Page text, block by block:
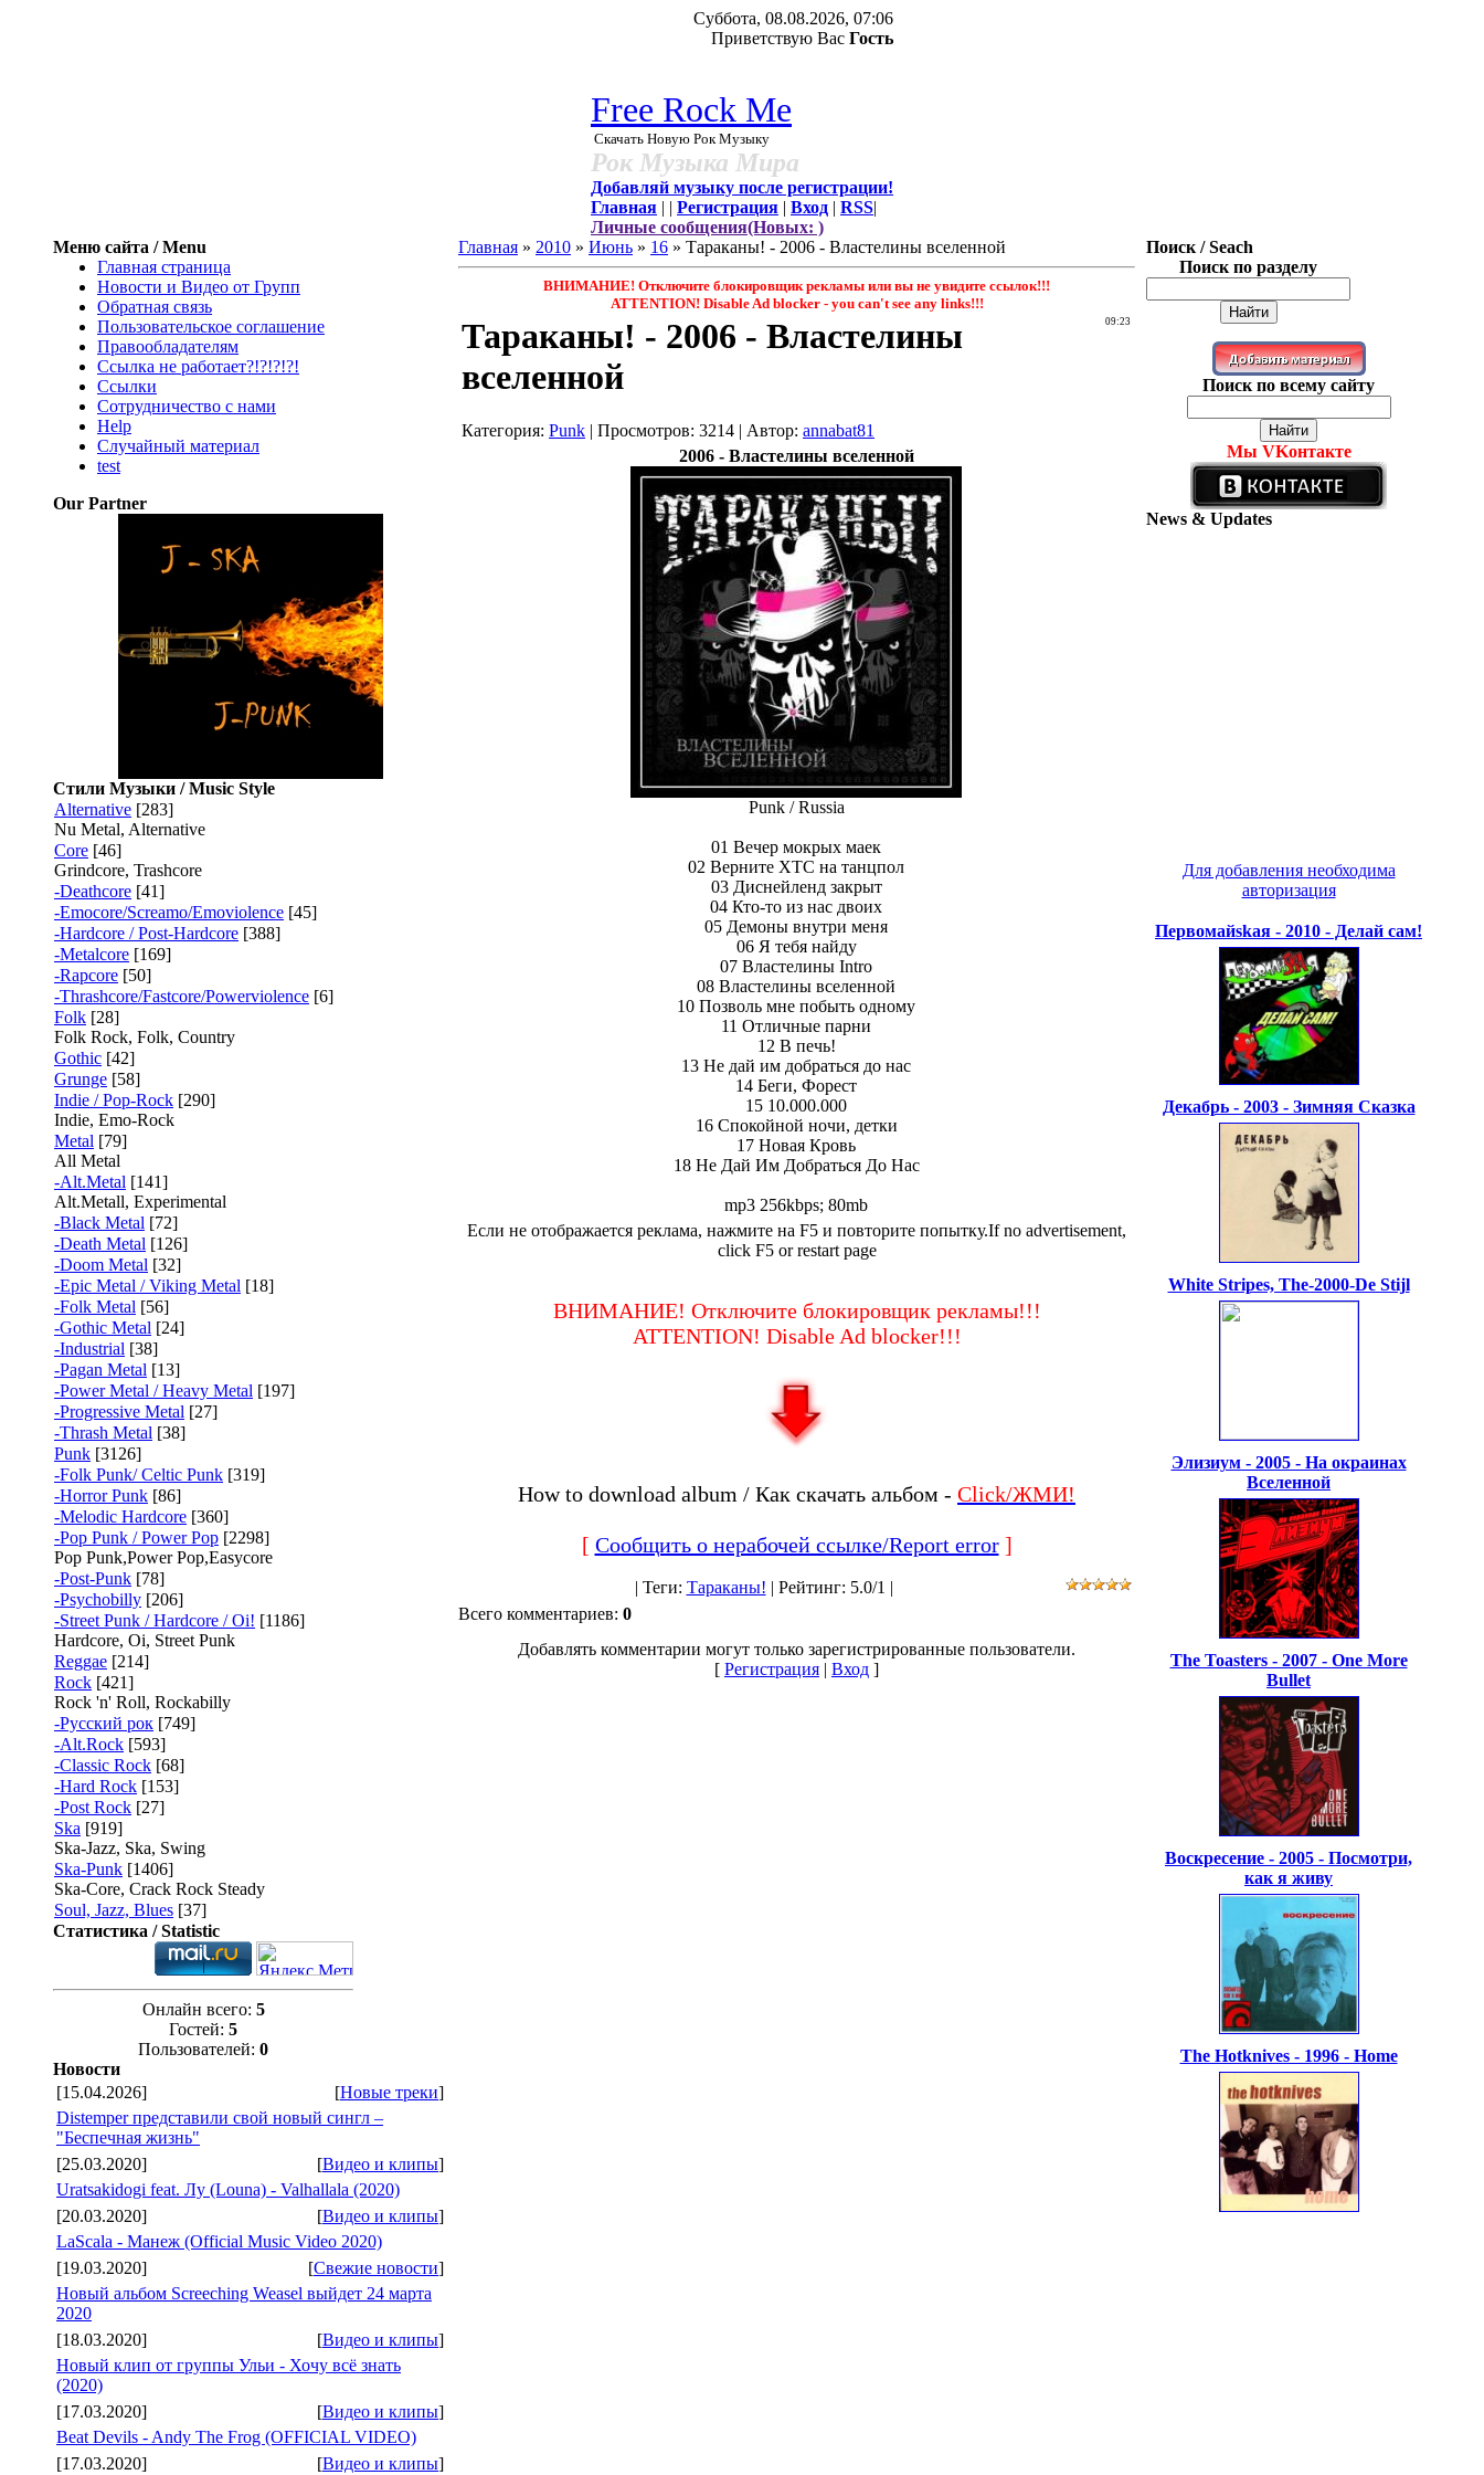
Суббота, 08.08.2026, 07:06
Приветствую Вас Гость
Free Rock Me
Скачать Новую Рок Музыку
Рок Музыка Мира
Добавляй музыку после регистрации!
Главная | | Регистрация | Вход | RSS|
Личные сообщения(Новых: )
Меню сайта / Menu
Главная страница
Новости и Видео от Групп
Обратная связь
Пользовательское соглашение
Правообладателям
Ссылка не работает?!?!?!?!
Ссылки
Сотрудничество с нами
Help
Cлучайный материал
test
Our Partner
Стили Музыки / Music Style
Alternative [283]
Nu Metal, Alternative
Core [46]
Grindcore, Trashcore
-Deathcore [41]
-Emocore/Screamo/Emoviolence [45]
-Hardcore / Post-Hardcore [388]
-Metalcore [169]
-Rapcore [50]
-Thrashcore/Fastcore/Powerviolence [6]
Folk [28]
Folk Rock, Folk, Country
Gothic [42]
Grunge [58]
Indie / Pop-Rock [290]
Indie, Emo-Rock
Metal [79]
All Metal
-Alt.Metal [141]
Alt.Metall, Experimental
-Black Metal [72]
-Death Metal [126]
-Doom Metal [32]
-Epic Metal / Viking Metal [18]
-Folk Metal [56]
-Gothic Metal [24]
-Industrial [38]
-Pagan Metal [13]
-Power Metal / Heavy Metal [197]
-Progressive Metal [27]
-Thrash Metal [38]
Punk [3126]
-Folk Punk/ Celtic Punk [319]
-Horror Punk [86]
-Melodic Hardcore [360]
-Pop Punk / Power Pop [2298]
Pop Punk,Power Pop,Easycore
-Post-Punk [78]
-Psychobilly [206]
-Street Punk / Hardcore / Oi! [1186]
Hardcore, Oi, Street Punk
Reggae [214]
Rock [421]
Rock 'n' Roll, Rockabilly
-Русский рок [749]
-Alt.Rock [593]
-Classic Rock [68]
-Hard Rock [153]
-Post Rock [27]
Ska [919]
Ska-Jazz, Ska, Swing
Ska-Punk [1406]
Ska-Core, Crack Rock Steady
Soul, Jazz, Blues [37]
Статистика / Statistic
Онлайн всего: 5
Гостей: 5
Пользователей: 0
Новости
[15.04.2026]
[Новые треки]
Distemper представили свой новый сингл –
"Беспечная жизнь"
[25.03.2020]
[Видео и клипы]
Uratsakidogi feat. Лу (Louna) - Valhallala (2020)
[20.03.2020]
[Видео и клипы]
LaScala - Манеж (Official Music Video 2020)
[19.03.2020]
[Свежие новости]
Новый альбом Screeching Weasel выйдет 24 марта
2020
[18.03.2020]
[Видео и клипы]
Новый клип от группы Ульи - Хочу всё знать
(2020)
[17.03.2020]
[Видео и клипы]
Beat Devils - Andy The Frog (OFFICIAL VIDEO)
[17.03.2020]
[Видео и клипы]
Главная » 2010 » Июнь » 16 » Тараканы! - 2006 - Властелины вселенной
ВНИМАНИЕ! Отключите блокировщик рекламы или вы не увидите ссылок!!!
ATTENTION! Disable Ad blocker - you саn't see any links!!!
09:23
Тараканы! - 2006 - Властелины
вселенной
Категория: Punk | Просмотров: 3214 | Автор: annabat81
2006 - Властелины вселенной
Punk / Russia
01 Вечер мокрых маек
02 Верните ХТС на танцпол
03 Диснейленд закрыт
04 Кто-то из нас двоих
05 Демоны внутри меня
06 Я тебя найду
07 Властелины Intro
08 Властелины вселенной
10 Позволь мне побыть одному
11 Отличные парни
12 В печь!
13 Не дай им добраться до нас
14 Беги, Форест
15 10.000.000
16 Спокойной ночи, детки
17 Новая Кровь
18 Не Дай Им Добраться До Нас
mp3 256kbps; 80mb
Если не отображается реклама, нажмите на F5 и повторите попытку.If no advertisement,
click F5 or restart page
ВНИМАНИЕ! Отключите блокировщик рекламы!!!
ATTENTION! Disable Ad blocker!!!
How to download album / Как скачать альбом - Click/ЖМИ!
[ Сообщить о нерабочей ссылке/Report error]
| Теги: Тараканы! | Рейтинг: 5.0/1 |
Всего комментариев: 0
Добавлять комментарии могут только зарегистрированные пользователи.
[ Регистрация | Вход ]
Поиск / Seach
Поиск по разделу
Поиск по всему сайту
Мы VKонтакте
News & Updates
Для добавления необходима
авторизация
Первомайskaя - 2010 - Делай сам!
Декабрь - 2003 - Зимняя Сказка
White Stripes, The-2000-De Stijl
Элизиум - 2005 - На окраинах
Вселенной
The Toasters - 2007 - One More
Bullet
Воскресение - 2005 - Посмотри,
как я живу
The Hotknives - 1996 - Home